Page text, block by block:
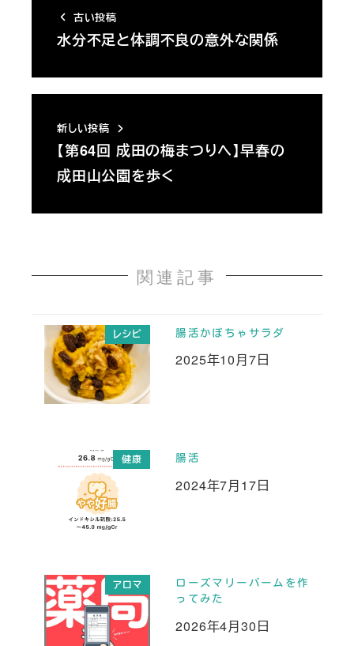
古い投稿
水分不足と体調不良の意外な関係
新しい投稿
【第64回 成田の梅まつりへ】早春の
成田山公園を歩く
関連記事
レシピ 腸活かぼちゃサラダ
投稿日
2025年10月7日
健康 腸活
投稿日
2024年7月17日
アロマ
ローズマリーバームを作
ってみた
投稿日
2026年4月30日